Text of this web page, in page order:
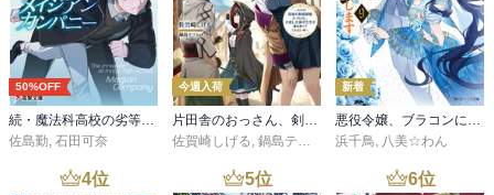
50%OFF
続・魔法科高校の劣等生 メイジアン・カンパニー(11)
佐島勤, 石田可奈
今週入荷
片田舎のおっさん、剣聖になる 11 ～ただの田舎の剣術師範だったのに、大成した弟子たちが俺を放ってくれない件～
佐賀崎しげる, 鍋島テツヒロ
新着
悪役令嬢、ブラコンにジョブチェンジします９【電子特典付き】
浜千鳥, 八美☆わん
4位 5位 6位